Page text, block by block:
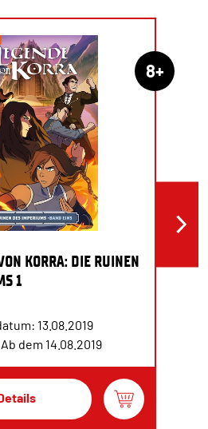
8+
KORRA: DIE RUINEN
1
13.08.2019
dem 14.08.2019